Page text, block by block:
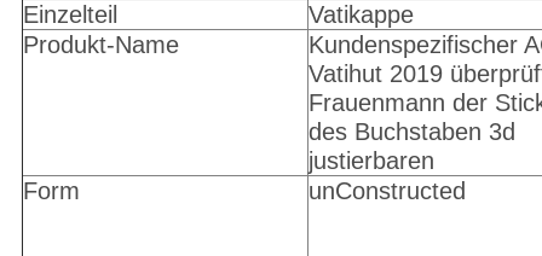
Einzelteil
Vatikappe
Produkt-Name
Kundenspezifischer
Vatihut 2019
Frauenmann der
des Buchstaben 3d
justierbaren
Form
unConstructed